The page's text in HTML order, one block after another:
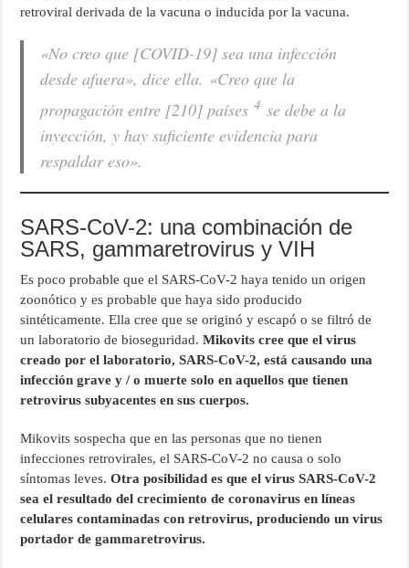
retroviral derivada de la vacuna o inducida por la vacuna.
«No creo que [COVID-19] sea una infección
desde afuera», dice ella. «Creo que la
propagación entre [210] países4 se debe a la
inyección, y hay suficiente evidencia para
respaldar eso».
SARS-CoV-2: una combinación de
SARS, gammaretrovirus y VIH
Es poco probable que el SARS-CoV-2 haya tenido un origen
zoonótico y es probable que haya sido producido
sintéticamente. Ella cree que se originó y escapó o se filtró de
un laboratorio de bioseguridad.Mikovits cree que el virus
creado por el laboratorio, SARS-CoV-2, está causando una
infección grave y / o muerte solo en aquellos que tienen
retrovirus subyacentes en sus cuerpos.
Mikovits sospecha que en las personas que no tienen
infecciones retrovirales, el SARS-CoV-2 no causa o solo
síntomas leves.Otra posibilidad es que el virus SARS-CoV-2
sea el resultado del crecimiento de coronavirus en líneas
celulares contaminadas con retrovirus, produciendo un virus
portador de gammaretrovirus.